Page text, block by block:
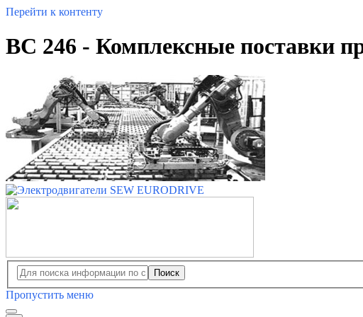
Перейти к контенту
BC 246 - Комплексные поставки
Поиск
Пропустить меню